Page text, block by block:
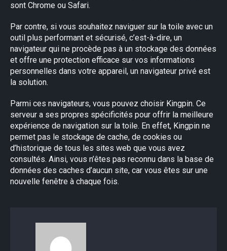
sont Chrome ou Safari.
Par contre, si vous souhaitez naviguer sur la toile avec un
outil plus performant et sécurisé, c’est-à-dire, un
navigateur qui ne procède pas à un stockage des données
et offre une protection efficace sur vos informations
personnelles dans votre appareil, un navigateur privé est
la solution.
Parmi ces navigateurs, vous pouvez choisir Kingpin. Ce
serveur a ses propres spécificités pour offrir la meilleure
expérience de navigation sur la toile. En effet, Kingpin ne
permet pas le stockage de cache, de cookies ou
d’historique de tous les sites web que vous avez
consultés. Ainsi, vous n’êtes pas reconnu dans la base de
données des caches d’aucun site, car vous êtes sur une
nouvelle fenêtre à chaque fois.